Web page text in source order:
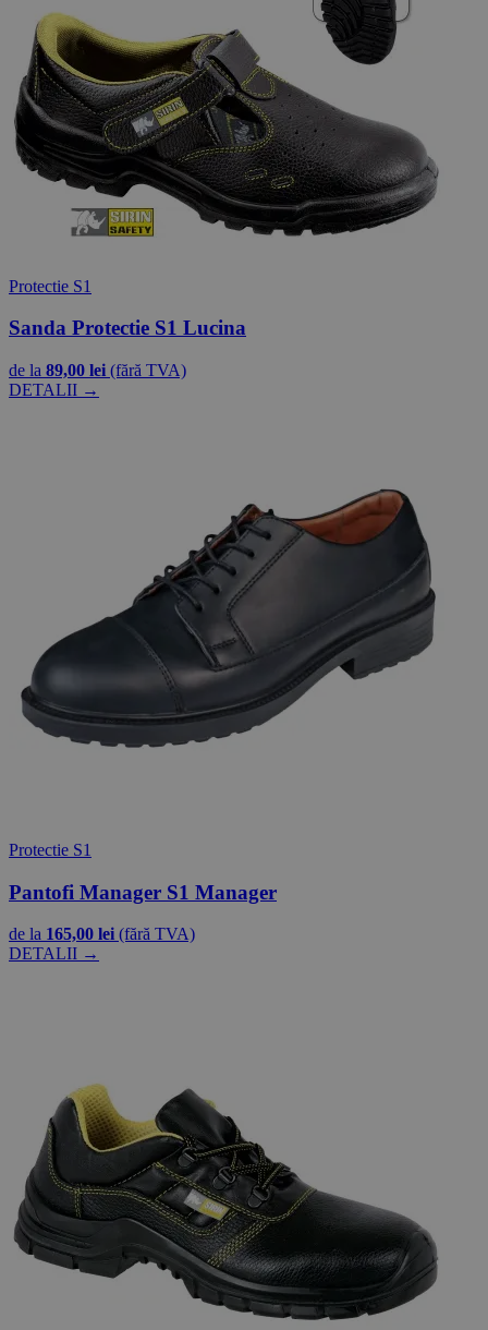
Protectie S1
Sanda Protectie S1 Lucina
de la 89,00 lei (fără TVA)
DETALII →
Protectie S1
Pantofi Manager S1 Manager
de la 165,00 lei (fără TVA)
DETALII →